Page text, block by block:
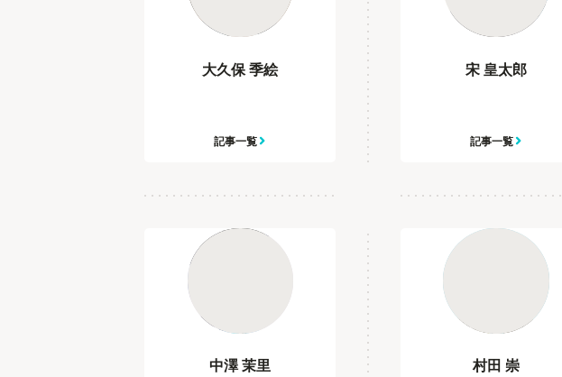
大久保 季絵
記事一覧
宋 皇太郎
記事一覧
中澤 茉里 村田 崇